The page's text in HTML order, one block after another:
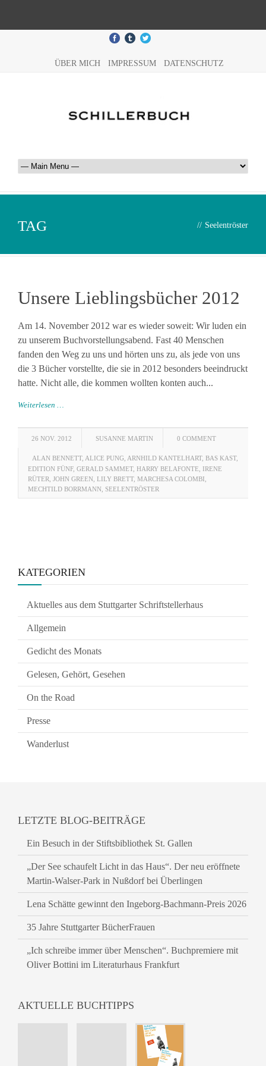
ÜBER MICH IMPRESSUM DATENSCHUTZ
TAG // Seelentröster
Unsere Lieblingsbücher 2012
Am 14. November 2012 war es wieder soweit: Wir luden ein
zu unserem Buchvorstellungsabend. Fast 40 Menschen
fanden den Weg zu uns und hörten uns zu, als jede von uns
die 3 Bücher vorstellte, die sie in 2012 besonders beeindruckt
hatte. Nicht alle, die kommen wollten konten auch...
Weiterlesen …
26 NOV. 2012 SUSANNE MARTIN 0 COMMENT
ALAN BENNETT, ALICE PUNG ARNHILD KANTELHART, BAS KAST,
EDITION FÜNF, GERALD SAMMET, HARRY BELAFONTE
IRENE
RÜTER JOHN GREEN LILY BRETT, MARCHESA COLOMBI
MECHTILD BORRMANN SEELENTRÖSTER
KATEGORIEN
Aktuelles aus dem Stuttgarter Schriftstellerhaus
Allgemein
Gedicht des Monats
Gelesen, Gehört, Gesehen
On the Road
Presse
Wanderlust
LETZTE BLOG-BEITRÄGE
Ein Besuch in der Stiftsbibliothek St. Gallen
„Der See schaufelt Licht in das Haus“. Der neu eröffnete
Martin-Walser-Park in Nußdorf bei Überlingen
Lena Schätte gewinnt den Ingeborg-Bachmann-Preis 2026
35 Jahre Stuttgarter BücherFrauen
„Ich schreibe immer über Menschen“. Buchpremiere mit
Oliver Bottini im Literaturhaus Frankfurt
AKTUELLE BUCHTIPPS